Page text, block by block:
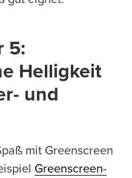
5:
Helligkeit
und
mit Greenscreen
Greenscreen-